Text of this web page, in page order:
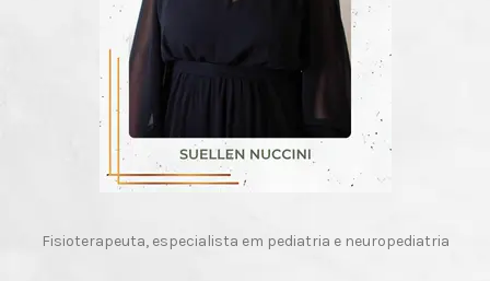
Fisioterapeuta, especialista em pediatria e neuropediatria